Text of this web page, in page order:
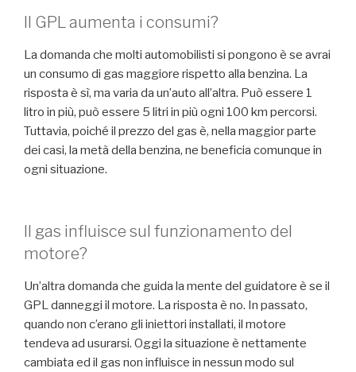
Il GPL aumenta i consumi?
La domanda che molti automobilisti si pongono è se avrai
un consumo di gas maggiore rispetto alla benzina. La
risposta è sì, ma varia da un’auto all’altra. Può essere 1
litro in più, può essere 5 litri in più ogni 100 km percorsi.
Tuttavia, poiché il prezzo del gas è, nella maggior parte
dei casi, la metà della benzina, ne beneficia comunque in
ogni situazione.
Il gas influisce sul funzionamento del
motore?
Un’altra domanda che guida la mente del guidatore è se il
GPL danneggi il motore. La risposta è no. In passato,
quando non c’erano gli iniettori installati, il motore
tendeva ad usurarsi. Oggi la situazione è nettamente
cambiata ed il gas non influisce in nessun modo sul